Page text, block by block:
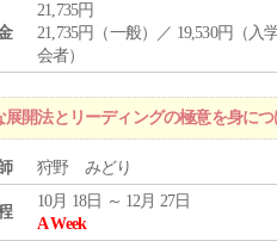
21,735円
21,735円（一般）／ 19,530円（入
会者）
開法とリーディングの極意を身につ
狩野 みどり
10月 18日 ～ 12月 27日
A Week